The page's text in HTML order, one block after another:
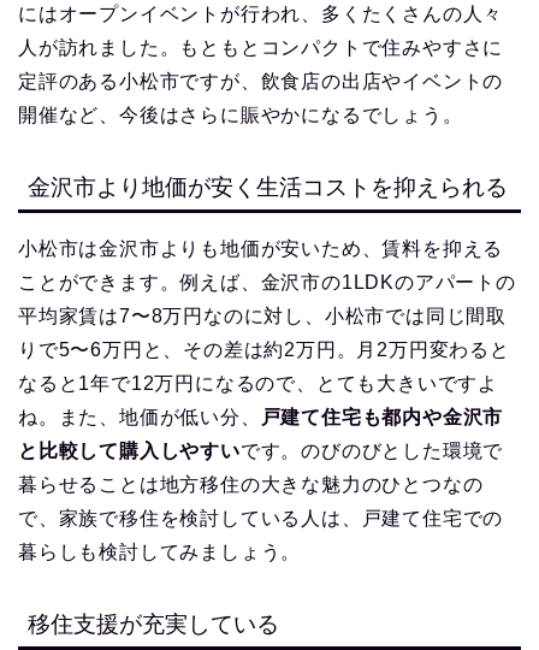
にはオープンイベントが行われ、多くたくさんの人々
人が訪れました。もともとコンパクトで住みやすさに
定評のある小松市ですが、飲食店の出店やイベントの
開催など、今後はさらに賑やかになるでしょう。
金沢市より地価が安く生活コストを抑えられる
小松市は金沢市よりも地価が安いため、賃料を抑える
ことができます。例えば、金沢市の1LDKのアパートの
平均家賃は7〜8万円なのに対し、小松市では同じ間取
りで5〜6万円と、その差は約2万円。月2万円変わると
なると1年で12万円になるので、とても大きいですよ
ね。また、地価が低い分、
戸建て住宅も都内や金沢市
と比較して購入しやすいです。のびのびとした環境で
暮らせることは地方移住の大きな魅力のひとつなの
で、家族で移住を検討している人は、戸建て住宅での
暮らしも検討してみましょう。
移住支援が充実している